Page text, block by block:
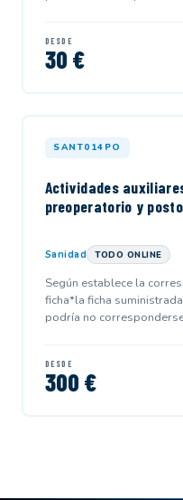
DESDE
30 €
SANT014PO
Actividades
preoperatorio y
Sanidad TODO ONLINE
Según establece la
ficha*la ficha
podría no
DESDE
300 €